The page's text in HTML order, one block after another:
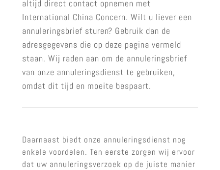
altijd direct contact opnemen met
International China Concern. Wilt u liever een
annuleringsbrief sturen? Gebruik dan de
adresgegevens die op deze pagina vermeld
staan. Wij raden aan om de annuleringsbrief
van onze annuleringsdienst te gebruiken,
omdat dit tijd en moeite bespaart.
Daarnaast biedt onze annuleringsdienst nog
enkele voordelen. Ten eerste zorgen wij ervoor
dat uw annuleringsverzoek op de juiste manier